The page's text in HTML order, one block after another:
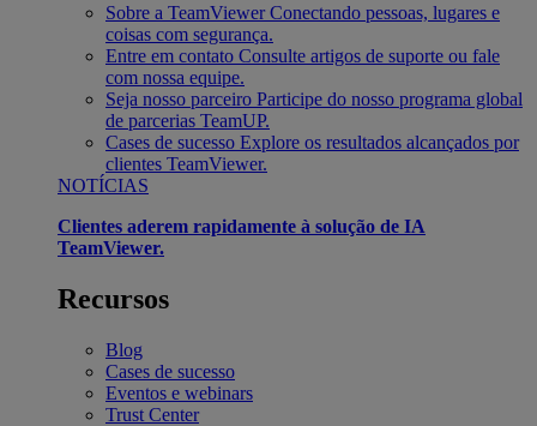
Sobre a TeamViewer Conectando pessoas, lugares e
coisas com segurança.
Entre em contato Consulte artigos de suporte ou fale
com nossa equipe.
Seja nosso parceiro Participe do nosso programa global
de parcerias TeamUP.
Cases de sucesso Explore os resultados alcançados por
clientes TeamViewer.
NOTÍCIAS
Clientes aderem rapidamente à solução de IA
TeamViewer.
Recursos
Blog
Cases de sucesso
Eventos e webinars
Trust Center